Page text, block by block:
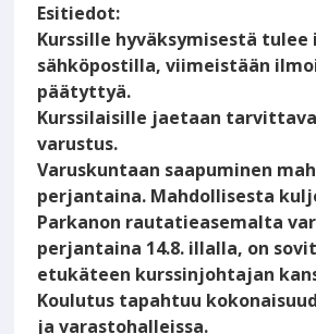
Esitiedot:
Kurssille hyväksymisestä
sähköpostilla, viimeistään
päätyttyä.
Kurssilaisille jaetaan
varustus.
Varuskuntaan saapuminen
perjantaina. Mahdollisesta
Parkanon rautatieasemalta
perjantaina 14.8. illalla, on
etukäteen kurssinjohtajan
Koulutus tapahtuu
ja varastohalleissa.